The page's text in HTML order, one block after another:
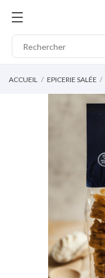
ACCUEIL EPICERIE SALÉE